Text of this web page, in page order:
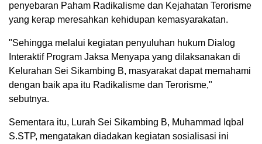
penyebaran Paham Radikalisme dan Kejahatan Terorisme
yang kerap meresahkan kehidupan kemasyarakatan.
"Sehingga melalui kegiatan penyuluhan hukum Dialog
Interaktif Program Jaksa Menyapa yang dilaksanakan di
Kelurahan Sei Sikambing B, masyarakat dapat memahami
dengan baik apa itu Radikalisme dan Terorisme,"
sebutnya.
Sementara itu, Lurah Sei Sikambing B, Muhammad Iqbal
S.STP, mengatakan diadakan kegiatan sosialisasi ini